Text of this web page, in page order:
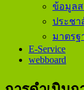
ข้อมูล
ประชา
มาตร
E-Service
webboard